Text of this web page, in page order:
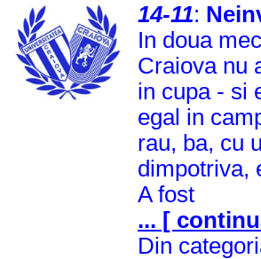
14-11:
In doua
Craiova nu
in cupa - si
egal in
rau, ba, cu
dimpotriva,
A fost
... [
Din